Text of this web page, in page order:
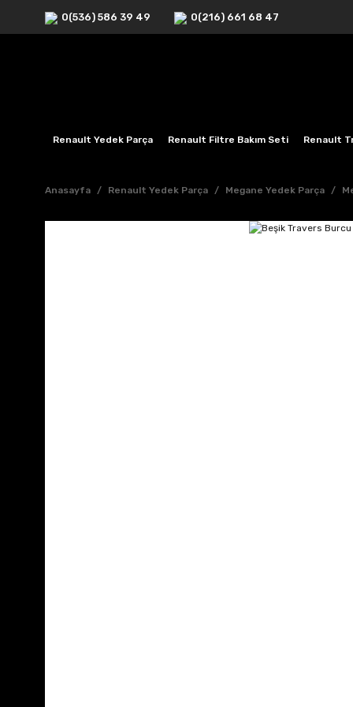
0(536) 586 39 49 0(216) 661 68 47
Renault Yedek Parça Renault Filtre Bakım Seti Renault
Anasayfa Renault Yedek Parça Megane Yedek Parça